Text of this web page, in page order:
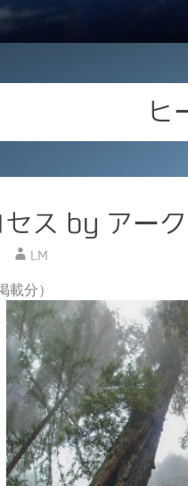
ヒ
ス by アー
LM
分）